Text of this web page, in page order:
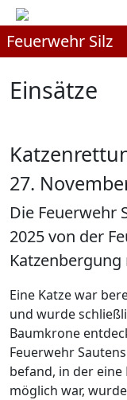
Feuerwehr Silz
Einsätze
27.
Die Feuerwehr
2025 von der
Eine Katze war
und wurde
Baumkrone
Feuerwehr
befand, in der
möglich war,